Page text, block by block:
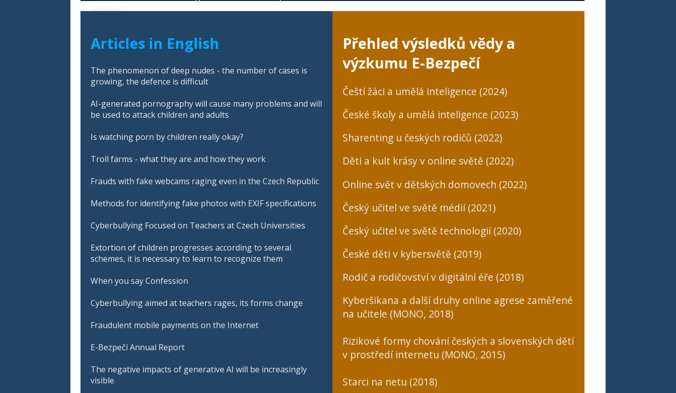
Articles in English
The phenomenon of deep nudes - the number of cases is
growing, the defence is difficult
AI-generated pornography will cause many problems and will
be used to attack children and adults
Is watching porn by children really okay?
Troll farms - what they are and how they work
Frauds with fake webcams raging even in the Czech Republic
Methods for identifying fake photos with EXIF specifications
Cyberbullying Focused on Teachers at Czech Universities
Extortion of children progresses according to several
schemes, it is necessary to learn to recognize them
When you say Confession
Cyberbullying aimed at teachers rages, its forms change
Fraudulent mobile payments on the Internet
E-Bezpečí Annual Report
The negative impacts of generative AI will be increasingly
visible
Přehled výsledků vědy a
výzkumu E-Bezpečí
Čeští žáci a umělá inteligence (2024)
České školy a umělá inteligence (2023)
Sharenting u českých rodičů (2022)
Děti a kult krásy v online světě (2022)
Online svět v dětských domovech (2022)
Český učitel ve světě médií (2021)
Český učitel ve světě technologií (2020)
České děti v kybersvětě (2019)
Rodič a rodičovství v digitální éře (2018)
Kyberšikana a další druhy online agrese zaměřené
na učitele (MONO, 2018)
Rizikové formy chování českých a slovenských dětí
v prostředí internetu (MONO, 2015)
Starci na netu (2018)